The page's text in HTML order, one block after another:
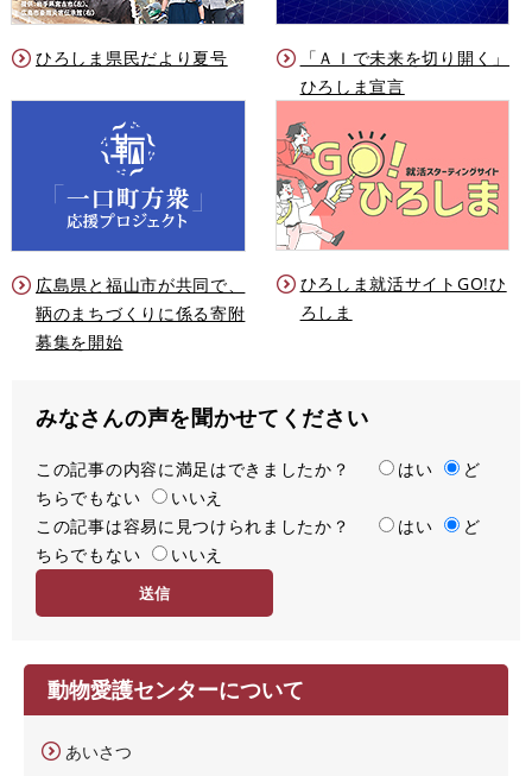
ひろしま県民だより夏号
「ＡＩで未来を切り開く」
ひろしま宣言
広島県と福山市が共同で、
鞆のまちづくりに係る寄附
募集を開始
ひろしま就活サイトGO!ひ
ろしま
みなさんの声を聞かせてください
満
足
度
この記事の内容に満足はできましたか？ はい
ど
ちらでもない
いいえ
容
易
この記事は容易に見つけられましたか？ はい
ど
ちらでもない
いいえ
動物愛護センターについて
あいさつ